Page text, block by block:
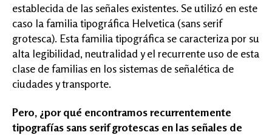
establecida de las señales existentes. Se utilizó en este
caso la familia tipográfica Helvetica (sans serif
grotesca). Esta familia tipográfica se caracteriza por su
alta legibilidad, neutralidad y el recurrente uso de esta
clase de familias en los sistemas de señalética de
ciudades y transporte.
Pero, ¿por qué encontramos recurrentemente
tipografías sans serif grotescas en las señales de